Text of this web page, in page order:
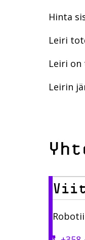
Hinta
Leiri
Leiri on
Leirin